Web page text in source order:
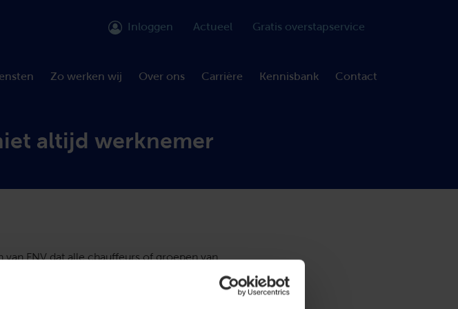
Inloggen Actueel Gratis overstapservice
Zo werken wij Over ons Carrière Kennisbank Contact
altijd werknemer
FNV dat alle chauffeurs of groepen van
zelfstandig ondernemer en geen werknemer